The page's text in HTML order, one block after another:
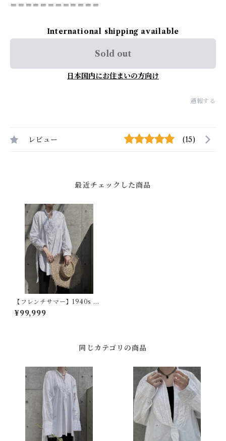
＝＝＝＝＝＝＝＝＝＝＝＝
International shipping available
Sold out
日本国内にお住まいの方向け
通報する
レビュー (15)
最近チェックした商品
【フレンチサマー】1940s フ
ランスヴィンテージドレスシ
ャツ
¥99,999
同じカテゴリの商品